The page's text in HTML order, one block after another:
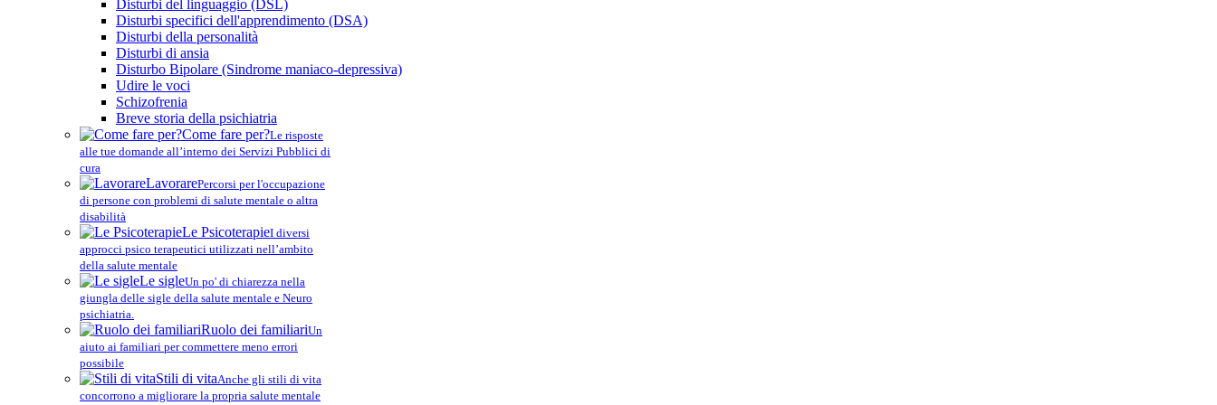
Disturbi del linguaggio (DSL)
Disturbi specifici dell'apprendimento (DSA)
Disturbi della personalità
Disturbi di ansia
Disturbo Bipolare (Sindrome maniaco-depressiva)
Udire le voci
Schizofrenia
Breve storia della psichiatria
Come fare per?Le risposte
alle tue domande all’interno dei Servizi Pubblici di
cura
LavorarePercorsi per l'occupazione
di persone con problemi di salute mentale o altra
disabilità
Le PsicoterapieI diversi
approcci psico terapeutici utilizzati nell’ambito
della salute mentale
Le sigleUn po' di chiarezza nella
giungla delle sigle della salute mentale e Neuro
psichiatria.
Ruolo dei familiariUn
aiuto ai familiari per commettere meno errori
possibile
Stili di vitaAnche gli stili di vita
concorrono a migliorare la propria salute mentale